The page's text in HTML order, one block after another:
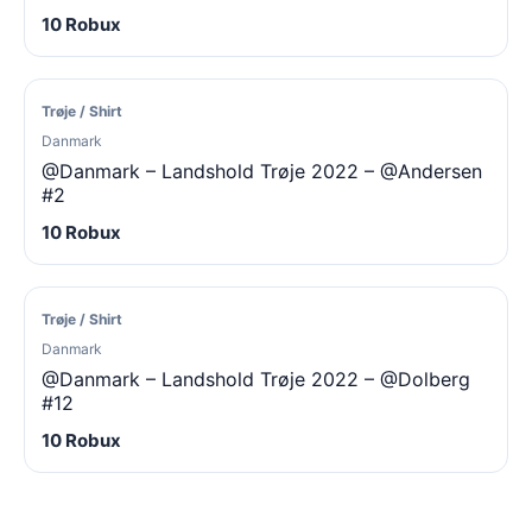
10 Robux
Trøje / Shirt
Danmark
@Danmark – Landshold Trøje 2022 – @Andersen
#2
10 Robux
Trøje / Shirt
Danmark
@Danmark – Landshold Trøje 2022 – @Dolberg
#12
10 Robux